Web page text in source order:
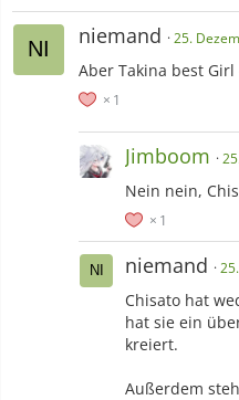
niemand 25.
Aber Takina best
1
Jimboom
Nein nein,
1
niemand
Chisato hat
hat sie ein
kreiert.
Außerdem